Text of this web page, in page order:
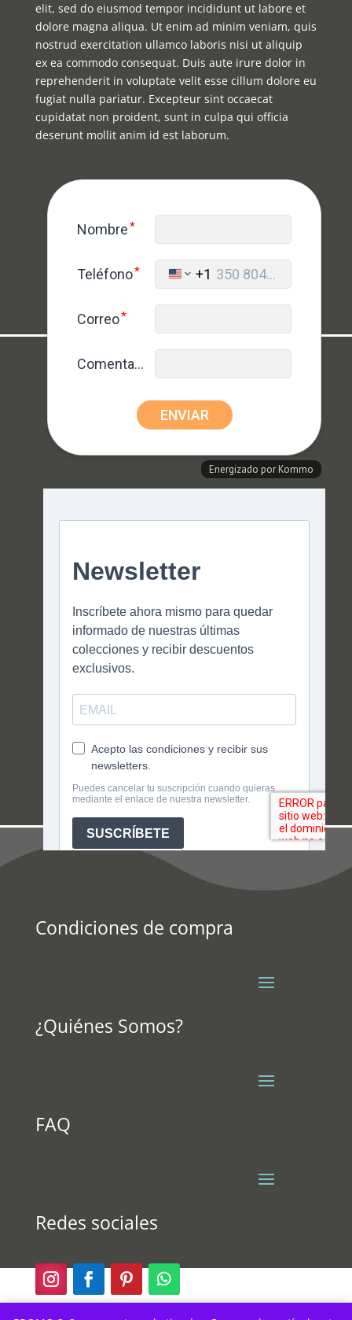
elit, sed do eiusmod tempor incididunt ut labore et
dolore magna aliqua. Ut enim ad minim veniam, quis
nostrud exercitation ullamco laboris nisi ut aliquip
ex ea commodo consequat. Duis aute irure dolor in
reprehenderit in voluptate velit esse cillum dolore eu
fugiat nulla pariatur. Excepteur sint occaecat
cupidatat non proident, sunt in culpa qui officia
deserunt mollit anim id est laborum.
Condiciones de compra
¿Quiénes Somos?
FAQ
Redes sociales